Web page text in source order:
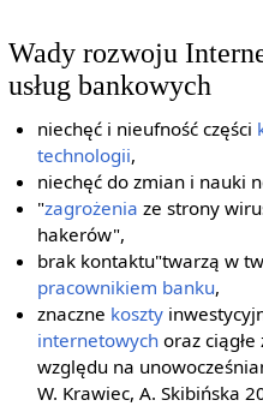
Wady rozwoju
usług bankowych
niechęć i nieufność części
technologii,
niechęć do zmian i nauki
"zagrożenia ze strony
hakerów",
brak kontaktu"twarzą w
pracownikiem banku,
znaczne koszty
internetowych oraz
względu na
W. Krawiec, A. Skibińska